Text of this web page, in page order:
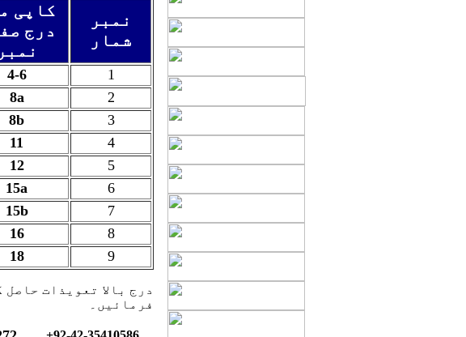
کاپی
درج
نمبر
نمبر
شمار
4-6
1
8a
2
8b
3
11
4
12
5
15a
6
15b
7
16
8
18 9
درج بالا تعویذات
فرمائیں۔